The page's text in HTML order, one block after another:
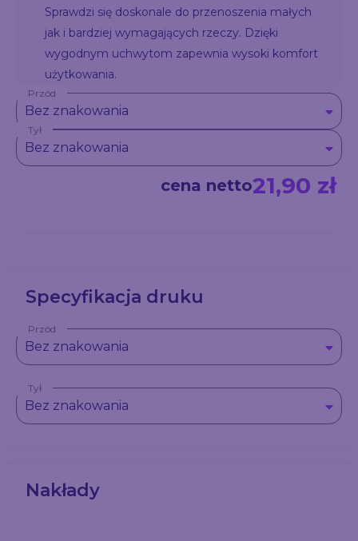
Sprawdzi się doskonale do przenoszenia małych
jak i bardziej wymagających rzeczy. Dzięki
wygodnym uchwytom zapewnia wysoki komfort
użytkowania.
Przód
Bez znakowania
Tył
Bez znakowania
cena netto21,90 zł
Specyfikacja druku
Przód
Bez znakowania
Tył
Bez znakowania
Nakłady